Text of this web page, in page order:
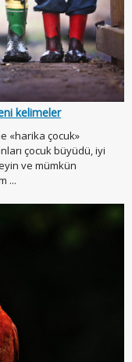
kelimeler
«harika çocuk»
çocuk büyüdü, iyi
ve mümkün
...